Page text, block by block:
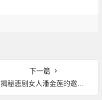
下一篇
揭秘悲剧女人潘金莲的邀宠之路